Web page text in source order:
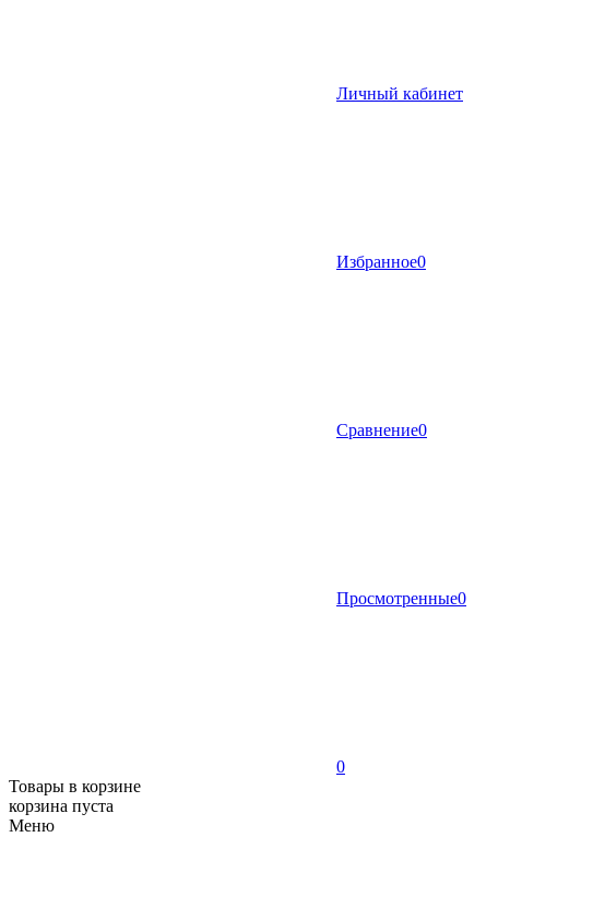
Личный кабинет
Избранное0
Сравнение0
Просмотренные0
0
Товары в корзине
корзина пуста
Меню